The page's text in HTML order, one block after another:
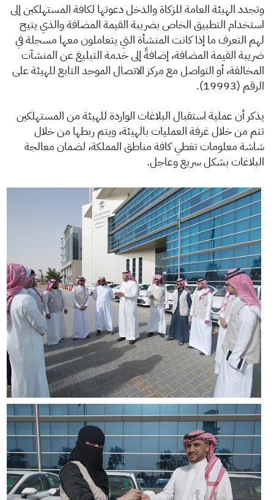
وتجدد الهيئة العامة للزكاة والدخل دعوتها لكافة المستهلكين إلى
استخدام التطبيق الخاص بضريبة القيمة المضافة والذي يتيح
لهم التعرف ما إذا كانت المنشأة التي يتعاملون معها مسجلة في
ضريبة القيمة المضافة، إضافةً إلى خدمة التبليغ عن المنشآت
المخالفة، أو التواصل مع مركز الاتصال الموحد التابع للهيئة على
الرقم (19993).
يذكر أن عملية استقبال البلاغات الواردة للهيئة من المستهلكين
تتم من خلال غرفة العمليات بالهيئة، ويتم ربطها من خلال
شاشة معلومات تغطي كافة مناطق المملكة، لضمان معالجة
البلاغات بشكل سريع وعاجل.